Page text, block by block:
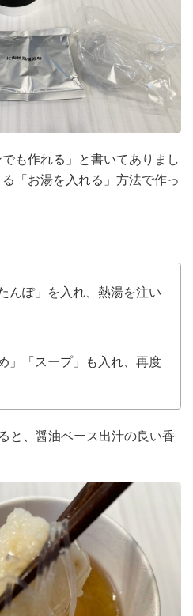
も作れる」と書いてありまし
「お湯を入れる」方法で作っ
んぽ」を入れ、熱湯を注い
」「スープ」も入れ、再度
と、醤油ベース出汁の良い香